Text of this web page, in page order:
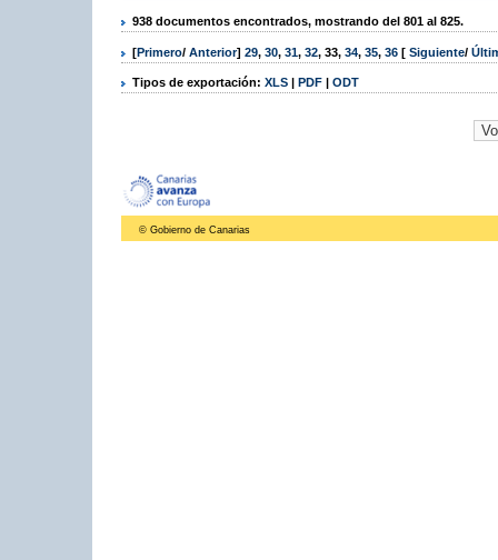
938 documentos encontrados, mostrando del 801 al 825.
[Primero/ Anterior] 29, 30, 31, 32, 33, 34, 35, 36 [ Siguiente/
Tipos de exportación: XLS | PDF | ODT
© Gobierno de Canarias